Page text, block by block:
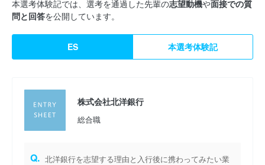
本選考体験記では、選考を通過した先輩の志望動機や面接での質
問と回答を公開しています。
ES 本選考体験記
株式会社北洋銀行
総合職
Q. 北洋銀行を志望する理由と入行後に携わってみたい業